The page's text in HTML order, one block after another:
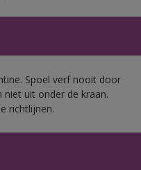
Spoel verf nooit door
uit onder de kraan.
richtlijnen.